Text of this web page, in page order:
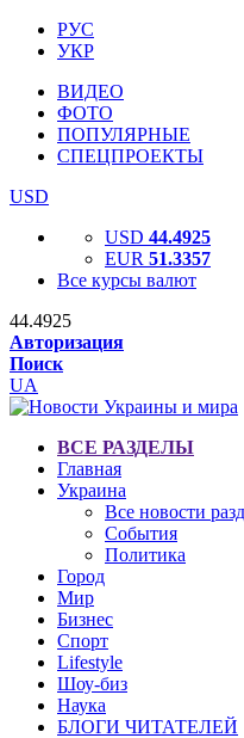
РУС
УКР
ВИДЕО
ФОТО
ПОПУЛЯРНЫЕ
СПЕЦПРОЕКТЫ
USD
USD 44.4925
EUR 51.3357
Все курсы валют
44.4925
Авторизация
Поиск
UA
ВСЕ РАЗДЕЛЫ
Главная
Украина
Все новости
События
Политика
Город
Мир
Бизнес
Спорт
Lifestyle
Шоу-биз
Наука
БЛОГИ ЧИТАТЕЛЕЙ